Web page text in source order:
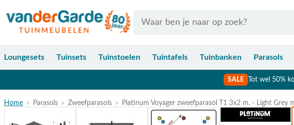
Loungesets Tuinsets Tuinstoelen Tuintafels Tuinbanken Parasols
SALE Tot wel 50%
Home Parasols Zweefparasols Platinum Voyager zweefparasol T1 3x2 m. - Light Grey